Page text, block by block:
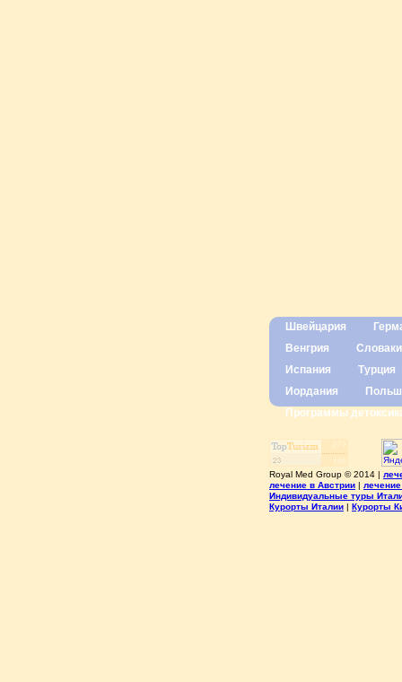
Швейцария
Венгрия
Испания
Турция
Иордания
Программы
Royal Med Group © 2014 |
лечение в Австрии |
Индивидуальные туры
Курорты Италии | Курорты